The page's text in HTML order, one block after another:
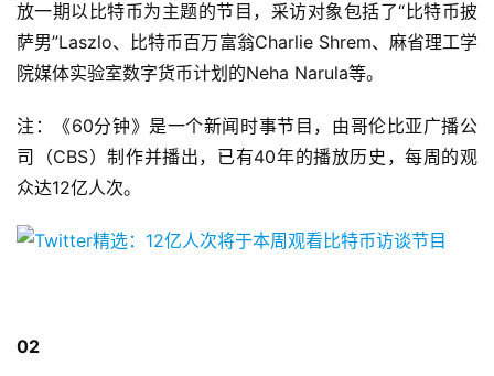
放一期以比特币为主题的节目，采访对象包括了“比特币披
萨男”Laszlo、比特币百万富翁Charlie Shrem、麻省理工学
院媒体实验室数字货币计划的Neha Narula等。
注：《60分钟》是一个新闻时事节目，由哥伦比亚广播公
司（CBS）制作并播出，已有40年的播放历史，每周的观
众达12亿人次。
02